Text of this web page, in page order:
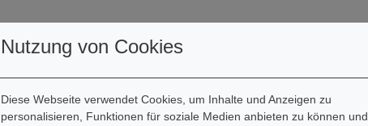
Nutzung von Cookies
Diese Webseite verwendet Cookies, um Inhalte und Anzeigen zu
personalisieren, Funktionen für soziale Medien anbieten zu können und
Autoren Downloads Kontakt